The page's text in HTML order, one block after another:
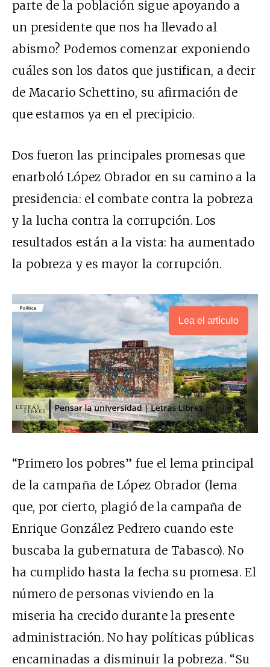
parte de la población sigue apoyando a
un presidente que nos ha llevado al
abismo? Podemos comenzar exponiendo
cuáles son los datos que justifican, a decir
de Macario Schettino, su afirmación de
que estamos ya en el precipicio.
Dos fueron las principales promesas que
enarboló López Obrador en su camino a la
presidencia: el combate contra la pobreza
y la lucha contra la corrupción. Los
resultados están a la vista: ha aumentado
la pobreza y es mayor la corrupción.
Lea el artículo
“Primero los pobres” fue el lema principal
de la campaña de López Obrador (lema
que, por cierto, plagió de la campaña de
Enrique González Pedrero cuando este
buscaba la gubernatura de Tabasco). No
ha cumplido hasta la fecha su promesa. El
número de personas viviendo en la
miseria ha crecido durante la presente
administración. No hay políticas públicas
encaminadas a disminuir la pobreza. “Su